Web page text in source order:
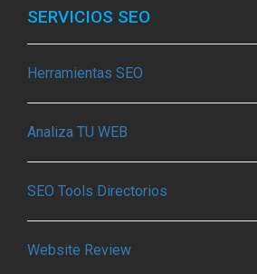
SERVICIOS SEO
Herramientas SEO
Analiza TU WEB
SEO Tools Directorios
Website Review